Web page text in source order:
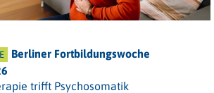
Berliner Fortbildungswoche
trifft Psychosomatik